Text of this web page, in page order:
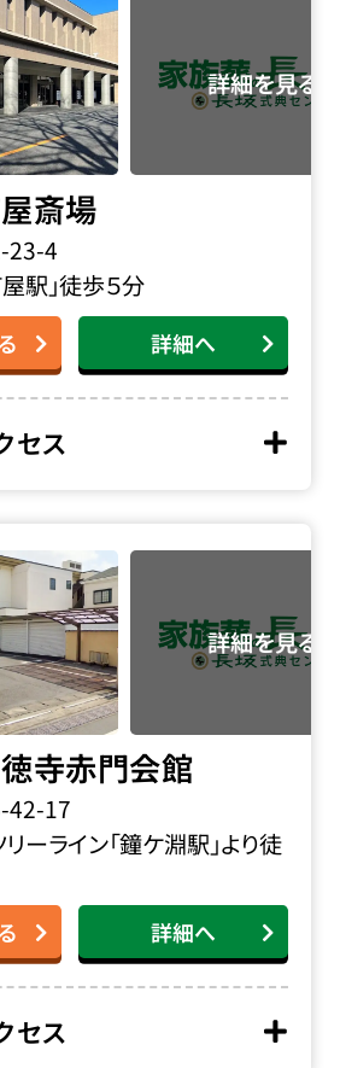
斎場
23-4
駅」徒歩５分
詳細へ
セス
寺赤門会館
42-17
ーライン「鐘ケ淵駅」より徒
詳細へ
セス